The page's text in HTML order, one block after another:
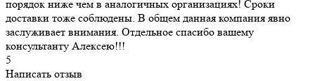
порядок ниже чем в аналогичных организациях! Сроки
доставки тоже соблюдены. В общем данная компания явно
заслуживает внимания. Отдельное спасибо вашему
консультанту Алексею!!!
5
Написать отзыв